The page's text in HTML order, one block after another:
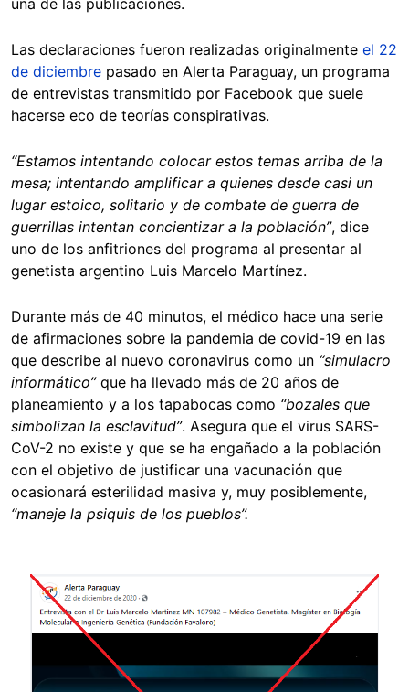
Las declaraciones fueron realizadas originalmente el 22
de diciembre pasado en Alerta Paraguay, un programa
de entrevistas transmitido por Facebook que suele
hacerse eco de teorías conspirativas.
“Estamos intentando colocar estos temas arriba de la
mesa; intentando amplificar a quienes desde casi un
lugar estoico, solitario y de combate de guerra de
guerrillas intentan concientizar a la población”, dice
uno de los anfitriones del programa al presentar al
genetista argentino Luis Marcelo Martínez.
Durante más de 40 minutos, el médico hace una serie
de afirmaciones sobre la pandemia de covid-19 en las
que describe al nuevo coronavirus como un “simulacro
informático” que ha llevado más de 20 años de
planeamiento y a los tapabocas como “bozales que
simbolizan la esclavitud”. Asegura que el virus SARS-
CoV-2 no existe y que se ha engañado a la población
con el objetivo de justificar una vacunación que
ocasionará esterilidad masiva y, muy posiblemente,
“maneje la psiquis de los pueblos”.
Image